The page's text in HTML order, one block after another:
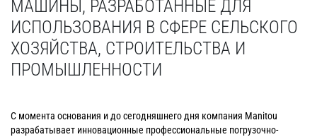
МАШИНЫ, РАЗРАБОТАННЫЕ ДЛЯ
ИСПОЛЬЗОВАНИЯ В СФЕРЕ СЕЛЬСКОГО
ХОЗЯЙСТВА, СТРОИТЕЛЬСТВА И
ПРОМЫШЛЕННОСТИ
С момента основания и до сегодняшнего дня компания Manitou
разрабатывает инновационные профессиональные погрузочно-